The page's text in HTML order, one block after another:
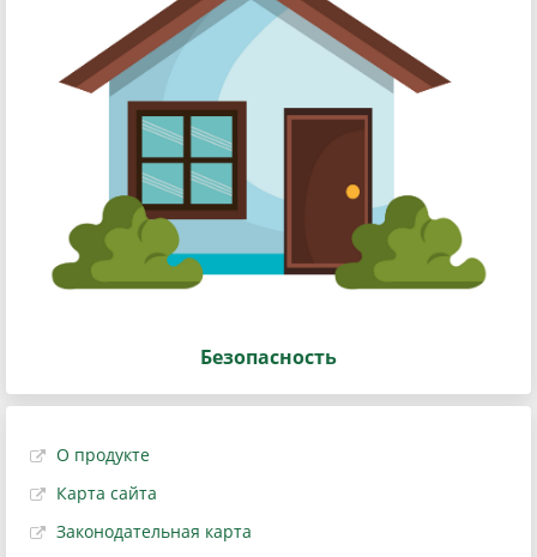
Безопасность
О продукте
Карта сайта
Законодательная карта